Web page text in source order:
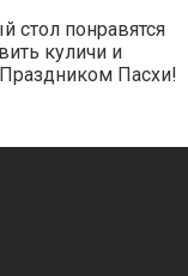
стол понравятся
куличи и
Пасхи!